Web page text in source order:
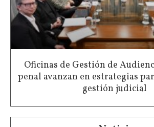
Oficinas de Gestión de
penal avanzan en estrategias
gestión judicial